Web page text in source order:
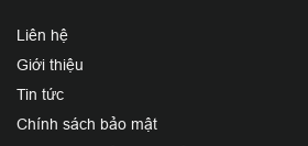
Liên hệ
Giới thiệu
Tin tức
Chính sách bảo mật